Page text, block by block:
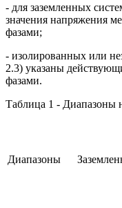
- для заземленных
значения напряжения
фазами;
- изолированных или
2.3) указаны
фазами.
Таблица 1 - Диапазоны
Диапазоны